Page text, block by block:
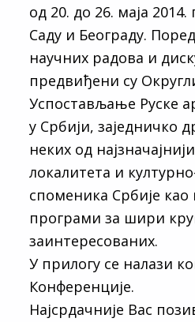
од 20. до 26. маја
Саду и Београду.
научних радова и
предвиђени су
Успостављање Руске
у Србији, заједничко
неких од
локалитета и
споменика Србије
програми за шири
заинтересованих.
У прилогу се налази
Конференције.
Најсрдачније Вас